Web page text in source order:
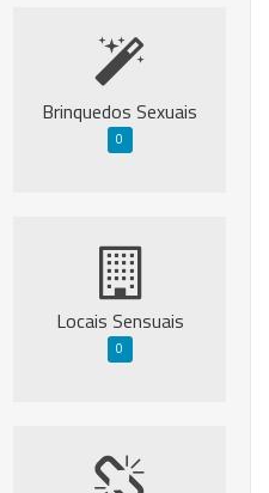
Brinquedos Sexuais
0
Locais Sensuais
0